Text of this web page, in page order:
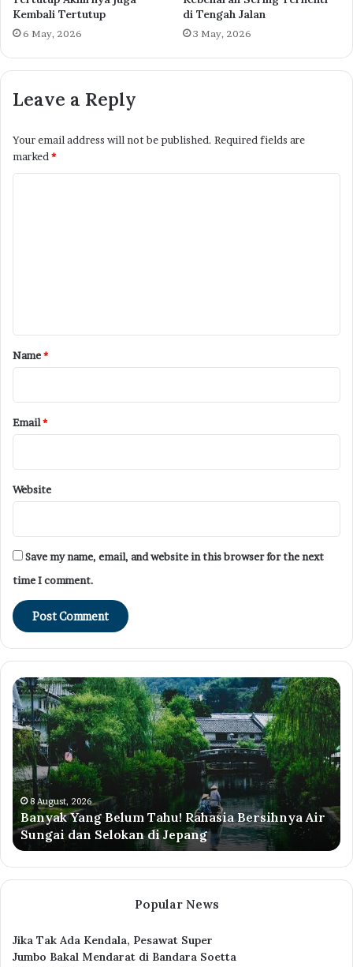
Kembali Tertutup
6 May, 2026
di Tengah Jalan
3 May, 2026
Leave a Reply
Your email address will not be published. Required fields are
marked*
*
Name*
Email*
Website
Save my name, email, and website in this browser for the next
time I comment.
Promo
Diskon
Listrik
50
Persen
Agustus
2026,
Cek
Syaratnya
8 August, 2026
Promo Diskon Listrik 50 Persen Agustus 2026,
Cek Syaratnya
2
Popular News
Jika Tak Ada Kendala, Pesawat Super
Jumbo Bakal Mendarat di Bandara Soetta